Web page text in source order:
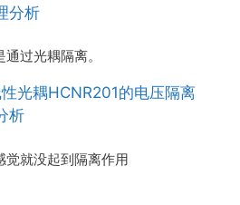
分析
过光耦隔离。
光耦HCNR201的电压隔离
析
觉就没起到隔离作用